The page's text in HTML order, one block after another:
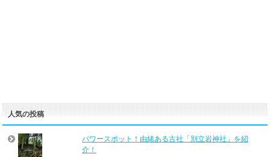
人気の投稿
パワースポット！由緒ある古社「別立岩神社」を紹
介！